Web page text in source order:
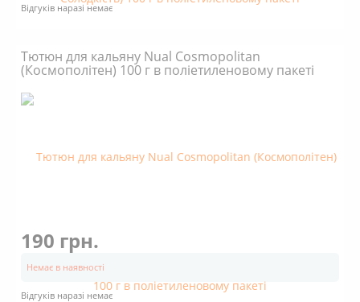
Відгуків наразі немає
Тютюн для кальяну Nual Cosmopolitan
(Космополітен) 100 г в поліетиленовому пакеті
190 грн.
Немає в наявності
Відгуків наразі немає